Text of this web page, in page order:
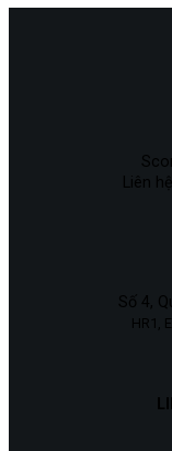
Liên
Số 4,
HR1,